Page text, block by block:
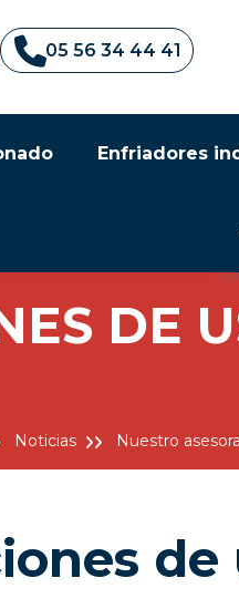
05 56 34 44 41
Enfriadores
DE
Noticias Nuestro
de